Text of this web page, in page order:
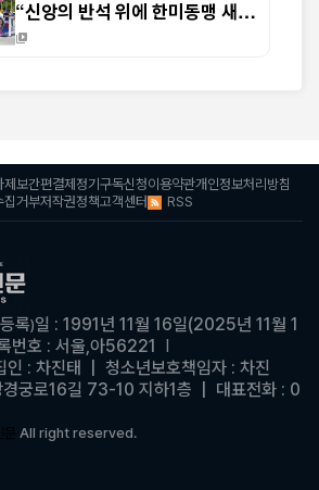
“신앙의 반석 위에 한미동맹 새
도약 기대”
제보간편결제 정기구독신청이용약관개인정보처리방침
집거부저작권정책고객센터 RSS
록)일 : 1991년 11월 16일(2025년 11월 1
번호 : 서울,아56221
인 : 차진태
청소년보호책임자 : 차진
경궁로16길 73-10 지하1층 | 대표전화 : 0
문 All right reserved.